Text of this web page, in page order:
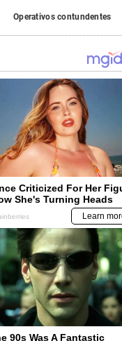
Operativos contundentes